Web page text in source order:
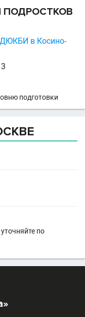
ПОДРОСТКОВ
ДЮКБИ в Косино-
подготовки
по